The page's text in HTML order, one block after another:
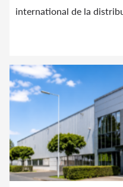
international de la